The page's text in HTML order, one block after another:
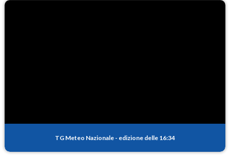
TG Meteo Nazionale - edizione delle 16:34